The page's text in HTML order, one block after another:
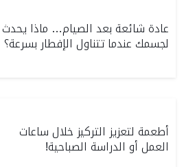
عادة شائعة بعد الصيام… ماذا يحدث
لجسمك عندما تتناول الإفطار بسرعة؟
أطعمة لتعزيز التركيز خلال ساعات
العمل أو الدراسة الصباحية!